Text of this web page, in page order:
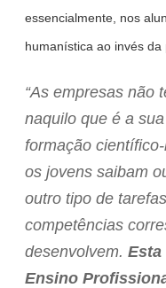
essencialmente, nos
humanística ao invés da
“As empresas não
naquilo que é a
formação
os jovens saibam
outro tipo de
competências
desenvolvem. Esta
Ensino